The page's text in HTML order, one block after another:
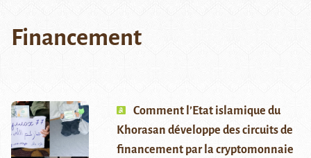
Financement
Comment l’Etat islamique du
Khorasan développe des circuits de
financement par la cryptomonnaie